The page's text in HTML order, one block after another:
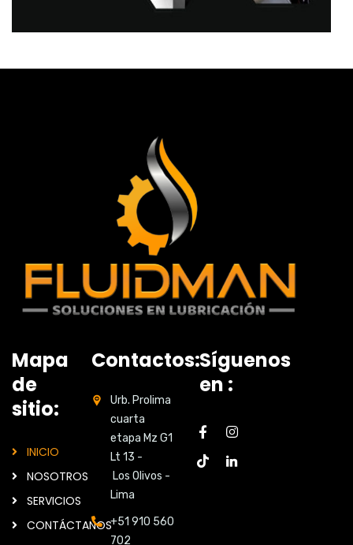
Mapa
de
sitio:
INICIO
NOSOTROS
SERVICIOS
CONTÁCTANOS
Contactos:
Urb. Prolima
cuarta
etapa Mz G1
Lt 13 -
Los Olivos -
Lima
+51 910 560
702
Síguenos
en :